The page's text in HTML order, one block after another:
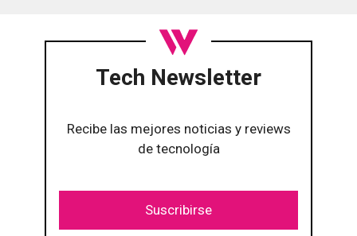
Tech Newsletter
Recibe las mejores noticias y reviews
de tecnología
Suscribirse